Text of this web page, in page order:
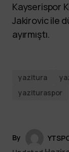
Kayserispor
Jakirovic ile
ayırmıştı.
yazitura
yazituraspor
By